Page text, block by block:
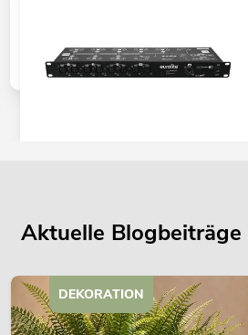
179,00€
Aktuelle Blogbeiträge
DEKORATION